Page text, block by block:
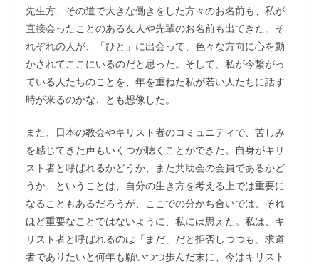
先生方、その道で大きな働きをした方々のお名前も、私が
直接会ったことのある友人や先輩のお名前も出てきた。そ
れぞれの人が、「ひと」に出会って、色々な方向に心を動
かされてここにいるのだと思った。そして、私が今繋がっ
ている人たちのことを、年を重ねた私が若い人たちに話す
時が来るのかな、とも想像した。
また、日本の教会やキリスト者のコミュニティで、苦しみ
を感じてきた声もいくつか聴くことができた。自身がキリ
スト者と呼ばれるかどうか、また共助会の会員であるかど
うか、ということは、自分の生き方を考える上では重要に
なることもあるだろうが、ここでの分かち合いでは、それ
ほど重要なことではないように、私には思えた。私は、キ
リスト者と呼ばれるのは「まだ」だと拒否しつつも、求道
者でありたいと何年も願いつつ歩んだ末に、今はキリスト